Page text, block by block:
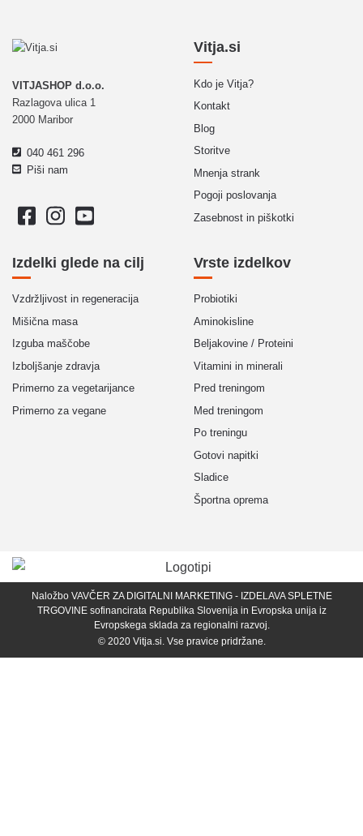
VITJASHOP d.o.o.
Razlagova ulica 1
2000 Maribor
040 461 296
Piši nam
Vitja.si
Kdo je Vitja?
Kontakt
Blog
Storitve
Mnenja strank
Pogoji poslovanja
Zasebnost in piškotki
Izdelki glede na cilj
Vzdržljivost in regeneracija
Mišična masa
Izguba maščobe
Izboljšanje zdravja
Primerno za vegetarijance
Primerno za vegane
Vrste izdelkov
Probiotiki
Aminokisline
Beljakovine / Proteini
Vitamini in minerali
Pred treningom
Med treningom
Po treningu
Gotovi napitki
Sladice
Športna oprema
Naložbo VAVČER ZA DIGITALNI MARKETING - IZDELAVA SPLETNE
TRGOVINE sofinancirata Republika Slovenija in Evropska unija iz
Evropskega sklada za regionalni razvoj.
© 2020 Vitja.si . Vse pravice pridržane.